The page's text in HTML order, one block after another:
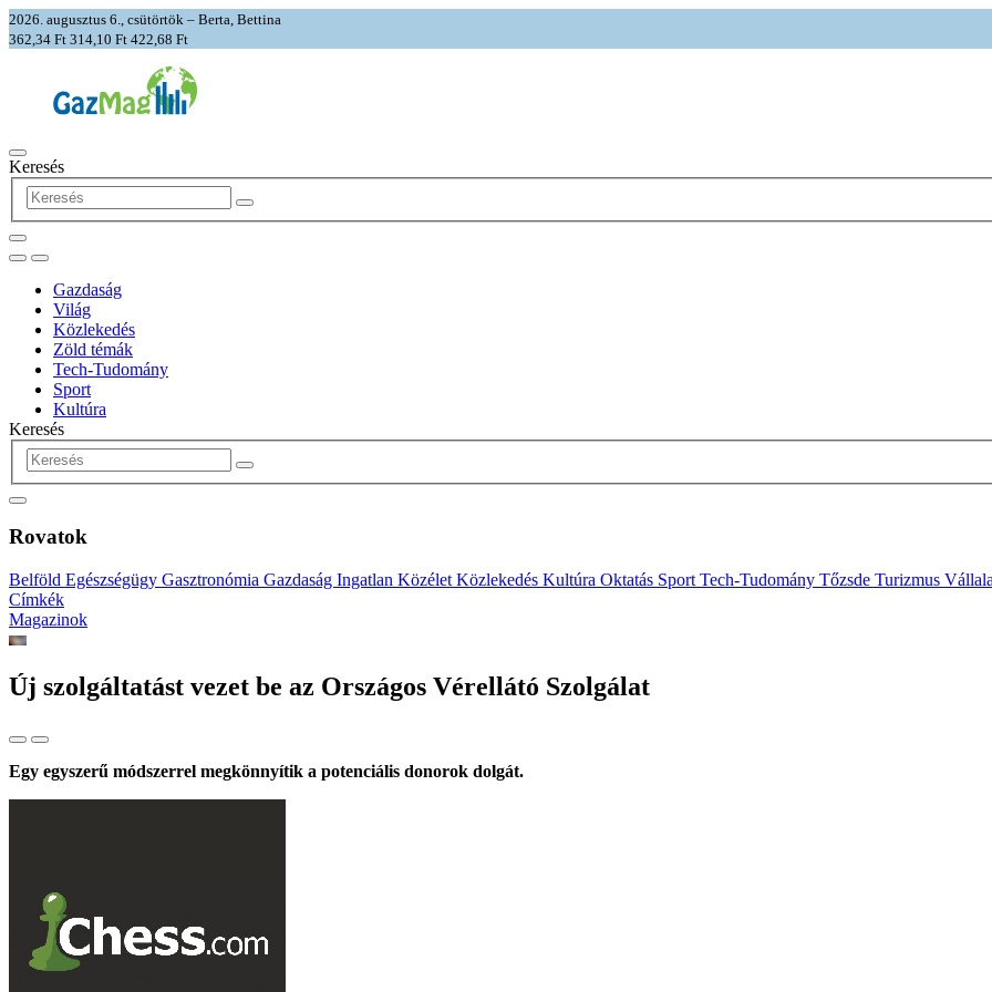
2026. augusztus 6., csütörtök – Berta, Bettina
362,34 Ft 314,10 Ft 422,68 Ft
Keresés
Gazdaság
Világ
Közlekedés
Zöld témák
Tech-Tudomány
Sport
Kultúra
Keresés
Rovatok
Belföld Egészségügy Gasztronómia Gazdaság Ingatlan Közélet Közlekedés Kultúra Oktatás Sport Tech-Tudomány Tőzsde Turizmus
Címkék
Magazinok
Új szolgáltatást vezet be az Országos Vérellátó Szolgálat
Egy egyszerű módszerrel megkönnyítik a potenciális donorok dolgát.